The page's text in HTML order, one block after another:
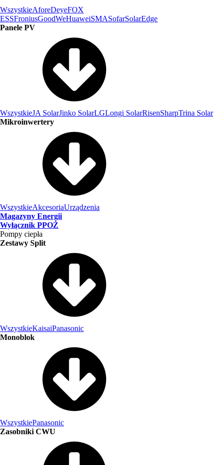
WszystkieAforeDeyeFOX
ESSFroniusGoodWeHuaweiSMASofarSolarEdge
Panele PV
WszystkieJA SolarJinko SolarLGLongi SolarRisenSharpTrina Solar
Mikroinwertery
WszystkieAkcesoriaUrządzenia
Magazyny Energii
Wyłącznik PPOŻ
Pompy ciepła
Zestawy Split
WszystkieKaisaiPanasonic
Monoblok
WszystkiePanasonic
Zasobniki CWU